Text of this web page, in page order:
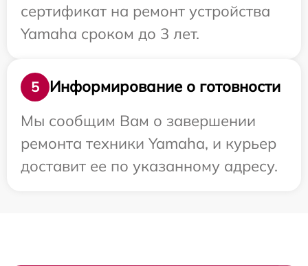
сертификат на ремонт устройства
Yamaha сроком до 3 лет.
5
Информирование о готовности
Мы сообщим Вам о завершении
ремонта техники Yamaha, и курьер
доставит ее по указанному адресу.